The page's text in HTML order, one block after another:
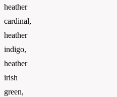
heather
cardinal,
heather
indigo,
heather
irish
green,